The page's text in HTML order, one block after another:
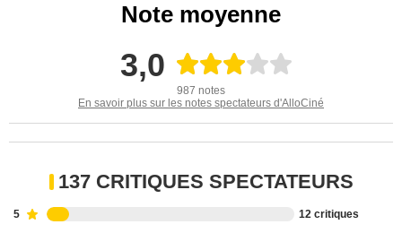
Note moyenne
3,0
987 notes
En savoir plus sur les notes spectateurs d'AlloCiné
137 CRITIQUES SPECTATEURS
5 12 critiques